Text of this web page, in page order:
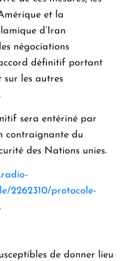
et la
d’Iran
négociations
définitif portant
sur les autres
sera entériné par
contraignante du
des Nations unies.
2262310/protocole-
de donner lieu